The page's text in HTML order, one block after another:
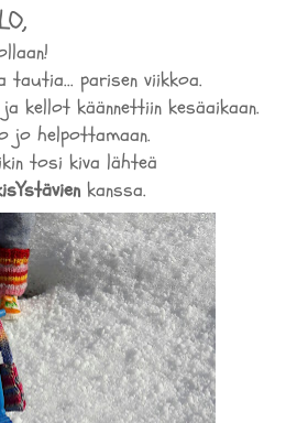
tautia... parisen viikkoa.
kellot käännettiin kesäaikaan.
jo helpottamaan.
tosi kiva lähteä
kanssa.